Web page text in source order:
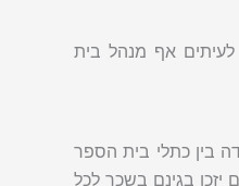
אף מנהל בית
בין כתלי בית הספר
יזכו בגינם בשכר לכל